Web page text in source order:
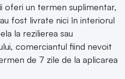
un termen suplimentar,
fost livrate nici în interiorul
la rezilierea sau
comerciantul fiind nevoit
de 7 zile de la aplicarea